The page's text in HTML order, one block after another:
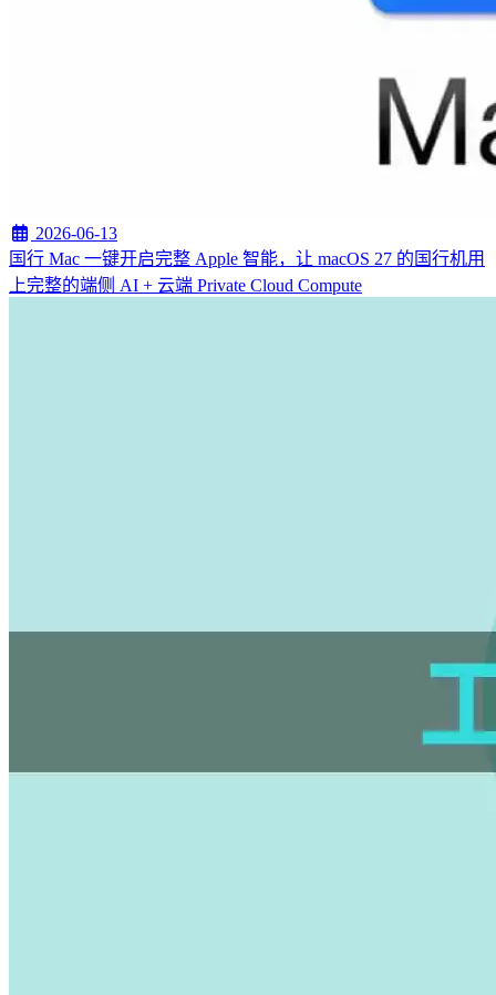
2026-06-13
国行 Mac 一键开启完整 Apple 智能，让 macOS 27 的国行机用
上完整的端侧 AI + 云端 Private Cloud Compute